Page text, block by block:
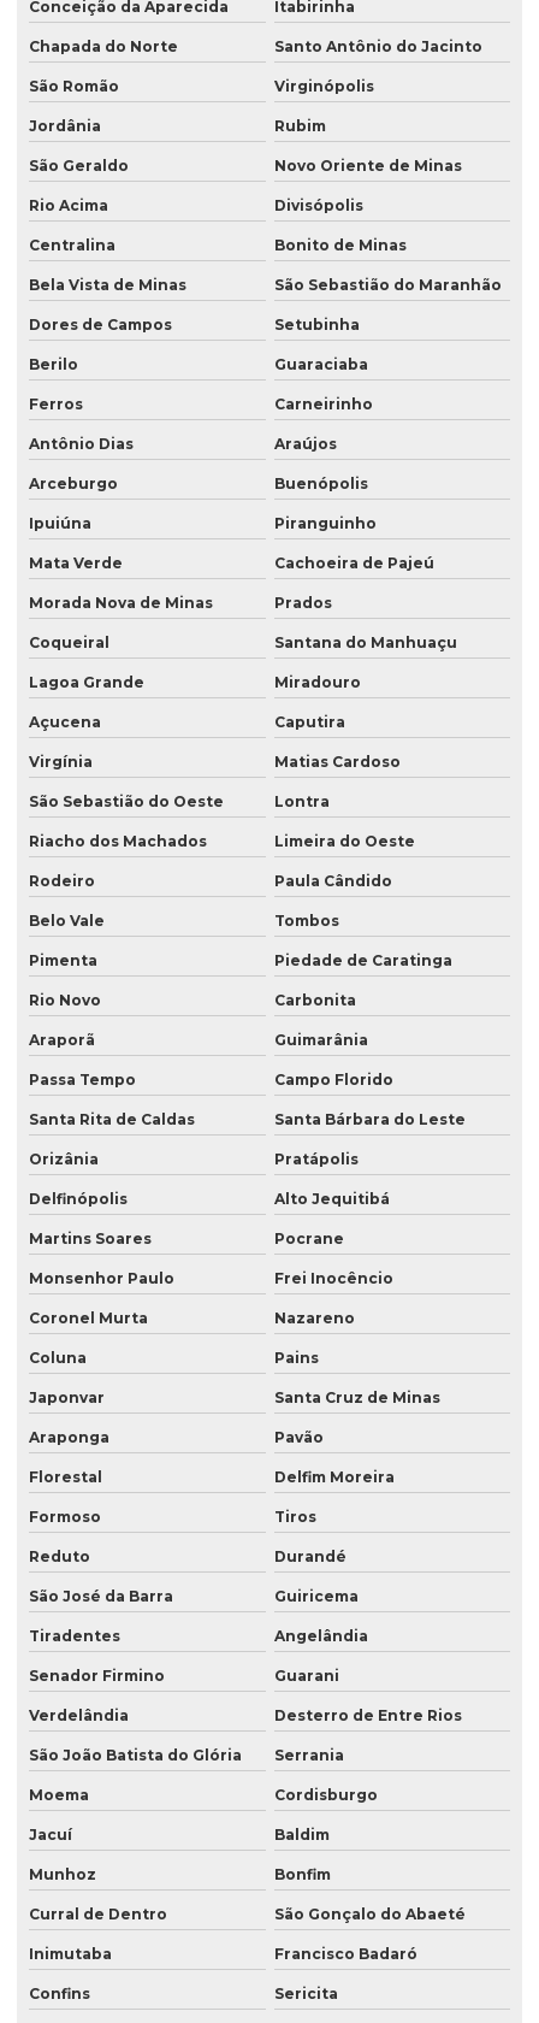
Conceição da Aparecida Itabirinha
Chapada do Norte Santo Antônio do Jacinto
São Romão Virginópolis
Jordânia Rubim
São Geraldo Novo Oriente de Minas
Rio Acima Divisópolis
Centralina Bonito de Minas
Bela Vista de Minas São Sebastião do Maranhão
Dores de Campos Setubinha
Berilo Guaraciaba
Ferros Carneirinho
Antônio Dias Araújos
Arceburgo Buenópolis
Ipuiúna Piranguinho
Mata Verde Cachoeira de Pajeú
Morada Nova de Minas Prados
Coqueiral Santana do Manhuaçu
Lagoa Grande Miradouro
Açucena Caputira
Virgínia Matias Cardoso
São Sebastião do Oeste Lontra
Riacho dos Machados Limeira do Oeste
Rodeiro Paula Cândido
Belo Vale Tombos
Pimenta Piedade de Caratinga
Rio Novo Carbonita
Araporã Guimarânia
Passa Tempo Campo Florido
Santa Rita de Caldas Santa Bárbara do Leste
Orizânia Pratápolis
Delfinópolis Alto Jequitibá
Martins Soares Pocrane
Monsenhor Paulo Frei Inocêncio
Coronel Murta Nazareno
Coluna Pains
Japonvar Santa Cruz de Minas
Araponga Pavão
Florestal Delfim Moreira
Formoso Tiros
Reduto Durandé
São José da Barra Guiricema
Tiradentes Angelândia
Senador Firmino Guarani
Verdelândia Desterro de Entre Rios
São João Batista do Glória Serrania
Moema Cordisburgo
Jacuí Baldim
Munhoz Bonfim
Curral de Dentro São Gonçalo do Abaeté
Inimutaba Francisco Badaró
Confins Sericita